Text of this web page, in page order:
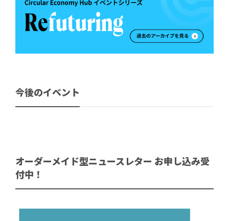
今後のイベント
オーダーメイド型ニュースレター お申し込み受
付中！